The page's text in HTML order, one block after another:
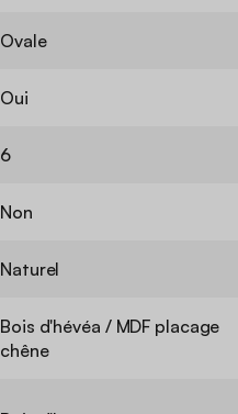
Ovale
Oui
6
Non
Naturel
Bois d'hévéa / MDF placage
chêne